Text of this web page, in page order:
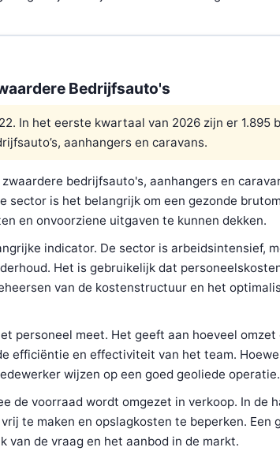
Bedrijfsauto's
In het eerste kwartaal van 2026 zijn er 1.895
aanhangers en caravans.
bedrijfsauto's, aanhangers en
is het belangrijk om een gezonde
en onvoorziene uitgaven te kunnen dekken.
indicator. De sector is arbeidsintensief,
Het is gebruikelijk dat
van de kostenstructuur en het
personeel meet. Het geeft aan hoeveel omzet
efficiëntie en effectiviteit van het team.
wijzen op een goed geoliede operatie.
de voorraad wordt omgezet in verkoop. In de
te maken en opslagkosten te beperken. Een
de vraag en het aanbod in de markt.